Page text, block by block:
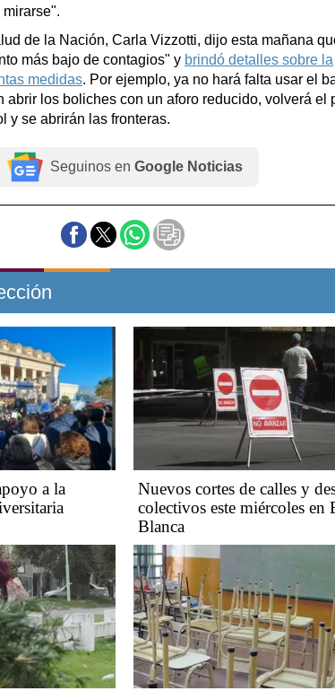
de la Nación, Carla Vizzotti, dijo esta mañana
más bajo de contagios" y brindó detalles sobre la
medidas. Por ejemplo, ya no hará falta usar el
abrir los boliches con un aforo reducido, volverá el
y se abrirán las fronteras.
Seguinos en Google Noticias
a la
Nuevos cortes de calles y
colectivos este miércoles en
Blanca